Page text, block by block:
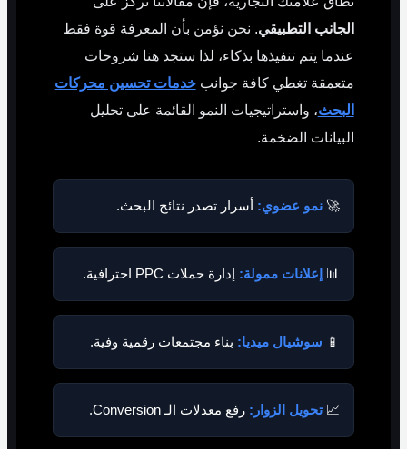
الجانب التطبيقي. نحن نؤمن بأن المعرفة قوة فقط
عندما يتم تنفيذها بذكاء، لذا ستجد هنا شروحات
متعمقة تغطي كافة جوانبخدمات تحسين محركات
البحث، واستراتيجيات النمو القائمة على تحليل
البيانات الضخمة.
🚀نمو عضوي: أسرار تصدر نتائج البحث.
📊 إعلانات ممولة: إدارة حملات PPC احترافية.
📱 سوشيال ميديا: بناء مجتمعات رقمية وفية.
📈تحويل الزوار: رفع معدلات الـ Conversion.